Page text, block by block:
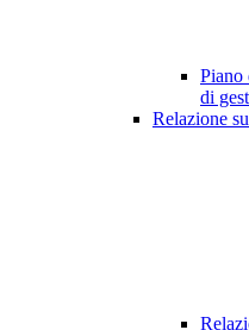
Piano
di
Relazione